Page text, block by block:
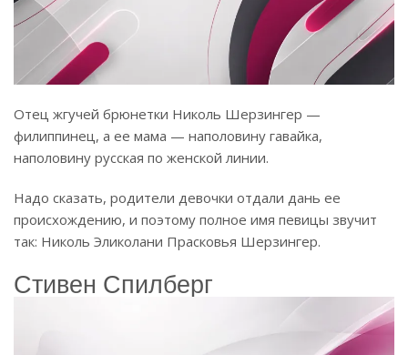
Отец жгучей брюнетки Николь Шерзингер —
филиппинец, а ее мама — наполовину гавайка,
наполовину русская по женской линии.
Надо сказать, родители девочки отдали дань ее
происхождению, и поэтому полное имя певицы звучит
так: Николь Эликолани Прасковья Шерзингер.
Стивен Спилберг